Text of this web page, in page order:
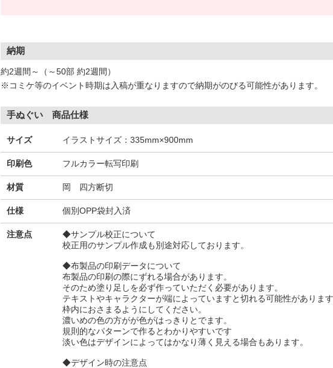
納期
約2週間～（～50部 約2週間）
※コミケ等のイベント時期は入稿が重なりますので納期がのびる可能性があります。
手ぬぐい 商品仕様
サイズ イラストサイズ：335mm×900mm
印刷色 フルカラー転写印刷
材質 岡 四方断切
仕様 個別OPP袋封入済
注意点
◆サンプル校正について
校正用のサンプル作成も別途対応しております。
◆布製品の印刷データについて
布製品の印刷の際にずれる場合があります。
そのため塗り足しを必ず作っていただく必要があります。
テキストやキャラクターが端によっていますと切れる可能性がありま
枠内におさまるようにしてください。
濃いめの色の方がが色がはっきりとでます。
規則的なパターンで作るとわかりやすいです
淡い色はデザインによってはかなり薄く見える場合もあります。
◆デザイン時の注意点